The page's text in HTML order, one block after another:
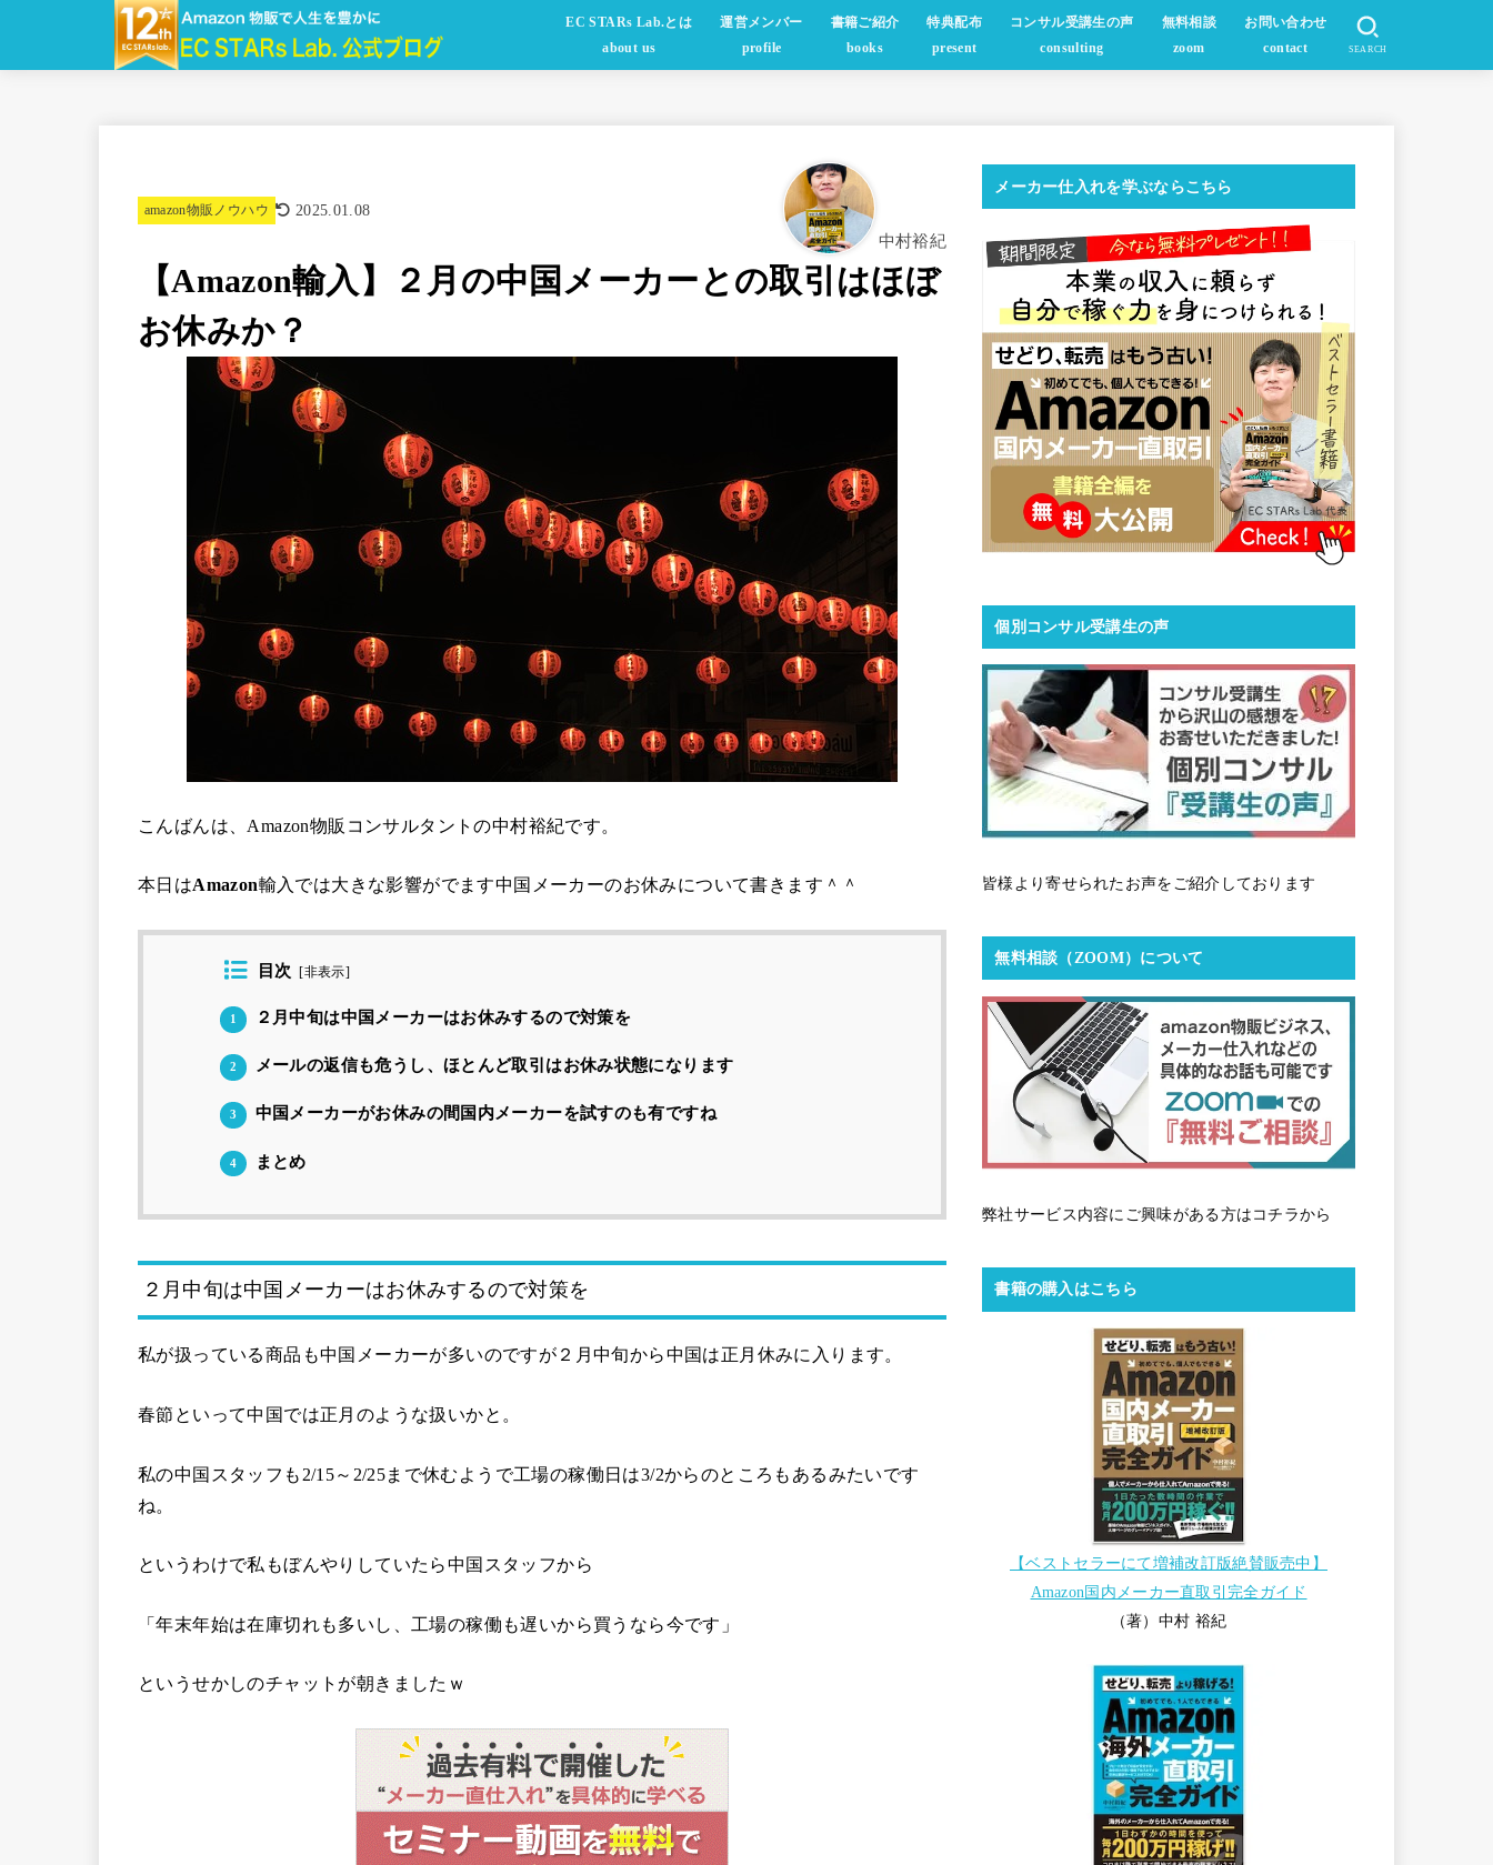
EC STARs Lab.とは
about us
運営メンバー
profile
書籍ご紹介
books
特典配布
present
コンサル受講生の声
consulting
無料相談
zoom
お問い合わせ
contact
SEARCH
amazon物販ノウハウ 2025.01.08
中村裕紀
【Amazon輸入】２月の中国メーカーとの取引はほぼ
お休みか？
こんばんは、 Amazon物販コンサルタントの中村裕紀です。
本日はAmazon輸入では大きな影響がでます中国メーカーのお休みについて書きます＾＾
目次 [非表示]
1 ２月中旬は中国メーカーはお休みするので対策を
2 メールの返信も危うし、ほとんど取引はお休み状態になります
3 中国メーカーがお休みの間国内メーカーを試すのも有ですね
4 まとめ
２月中旬は中国メーカーはお休みするので対策を
私が扱っている商品も中国メーカーが多いのですが２月中旬から中国は正月休みに入ります。
春節といって中国では正月のような扱いかと。
私の中国スタッフも2/15～2/25まで休むようで工場の稼働日は3/2からのところもあるみたいです
ね。
というわけで私もぼんやりしていたら中国スタッフから
「年末年始は在庫切れも多いし、工場の稼働も遅いから買うなら今です」
というせかしのチャットが朝きましたｗ
メーカー仕入れを学ぶならこちら
個別コンサル受講生の声
皆様より寄せられたお声をご紹介しております
無料相談（ZOOM）について
弊社サービス内容にご興味がある方はコチラから
書籍の購入はこちら
【ベストセラーにて増補改訂版絶賛販売中】
Amazon国内メーカー直取引完全ガイド
（著）中村 裕紀